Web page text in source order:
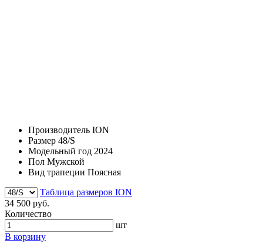
Производитель ION
Размер 48/S
Модельный год 2024
Пол Мужской
Вид трапеции Поясная
Таблица размеров ION
34 500 руб.
Количество
шт
В корзину